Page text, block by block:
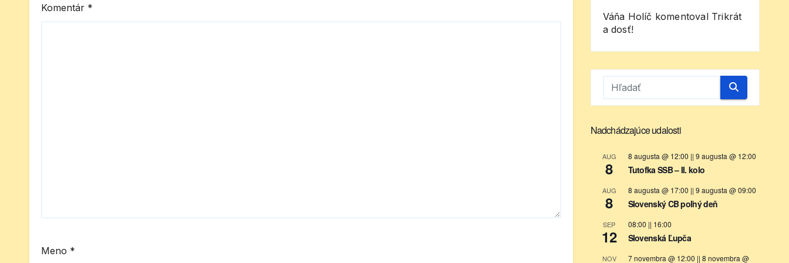
Komentár *
Meno *
Váňa Holíč komentoval Trikrát
a dosť!
Nadchádzajúce udalosti
AUG
8
8 augusta @ 12:00 || 9 augusta @ 12:00
Tutofka SSB – II. kolo
AUG
8
8 augusta @ 17:00 || 9 augusta @ 09:00
Slovenský CB poľný deň
SEP
12
08:00 || 16:00
Slovenská Ľupča
NOV 7 novembra @ 12:00 || 8 novembra @